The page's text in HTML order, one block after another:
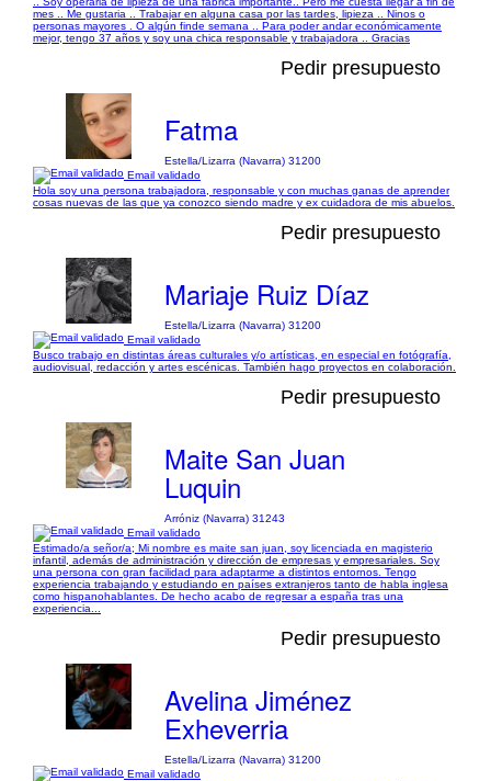
mes .. Me gustaria .. Trabajar en alguna casa por las tardes, lipieza .. Ninos o
personas mayores . O algún finde semana .. Para poder andar económicamente
mejor, tengo 37 años y soy una chica responsable y trabajadora .. Gracias
Pedir presupuesto
Fatma
Estella/Lizarra (Navarra) 31200
Email validado
Hola soy una persona trabajadora, responsable y con muchas ganas de aprender
cosas nuevas de las que ya conozco siendo madre y ex cuidadora de mis abuelos.
Pedir presupuesto
Mariaje Ruiz Díaz
Estella/Lizarra (Navarra) 31200
Email validado
Busco trabajo en distintas áreas culturales y/o artísticas, en especial en fotógrafía,
audiovisual, redacción y artes escénicas. También hago proyectos en colaboración.
Pedir presupuesto
Maite San Juan
Luquin
Arróniz (Navarra) 31243
Email validado
Estimado/a señor/a; Mi nombre es maite san juan, soy licenciada en magisterio
infantil, además de administración y dirección de empresas y empresariales. Soy
una persona con gran facilidad para adaptarme a distintos entornos. Tengo
experiencia trabajando y estudiando en países extranjeros tanto de habla inglesa
como hispanohablantes. De hecho acabo de regresar a españa tras una
experiencia...
Pedir presupuesto
Avelina Jiménez
Exheverria
Estella/Lizarra (Navarra) 31200
Email validado